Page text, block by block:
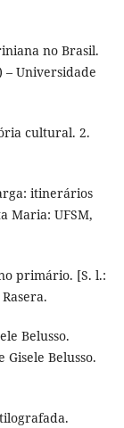
no Brasil.
– Universidade
cultural. 2.
itinerários
Maria: UFSM,
primário. [S. l.:
Belusso.
Belusso.